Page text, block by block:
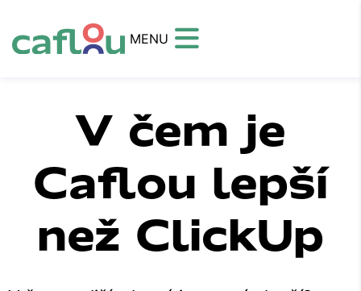
MENU
V čem je
Caflou lepší
než ClickUp